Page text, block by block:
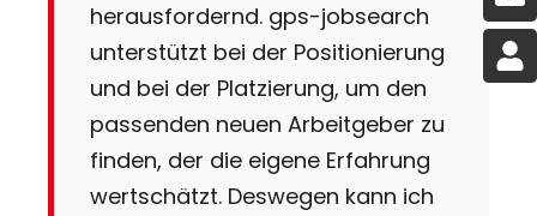
herausfordernd. gps-jobsearch
unterstützt bei der Positionierung
und bei der Platzierung, um den
passenden neuen Arbeitgeber zu
finden, der die eigene Erfahrung
wertschätzt. Deswegen kann ich